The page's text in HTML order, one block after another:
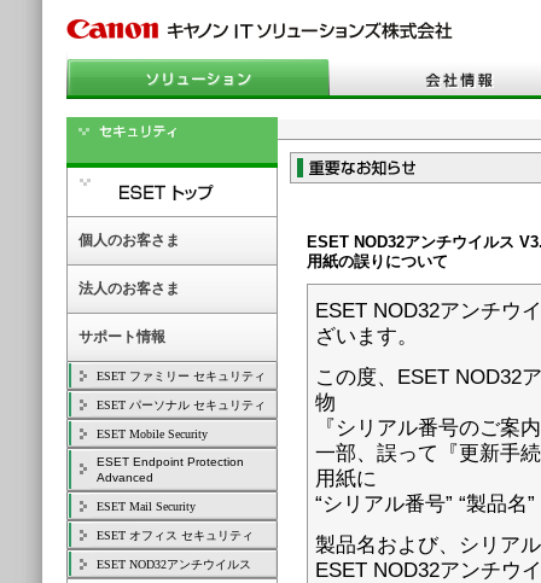
個人のお客さま
法人のお客さま
サポート情報
ESET ファミリー セキュリティ
ESET パーソナル セキュリティ
ESET Mobile Security
ESET Endpoint Protection
Advanced
ESET Mail Security
ESET オフィス セキュリティ
ESET NOD32アンチウイルス
ESET NOD32アンチウイルス
用紙の誤りについて
ESET NOD32アンチウ
ざいます。
この度、ESET NOD32
物
『シリアル番号のご案
一部、誤って『更新手
用紙に
“シリアル番号” “製品
製品名および、シリア
ESET NOD32アンチウ